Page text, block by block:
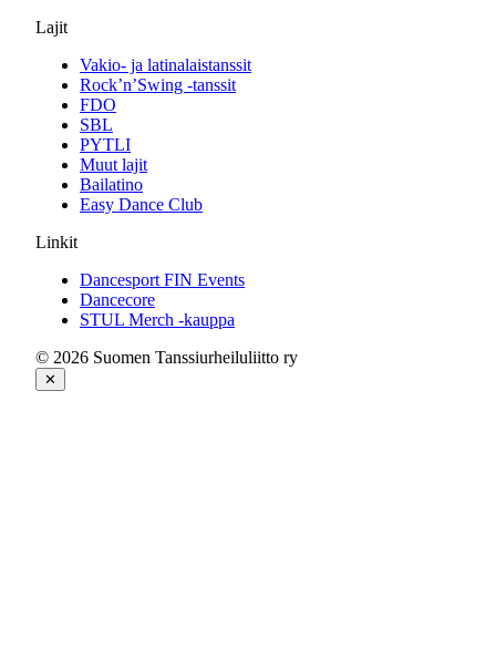
Lajit
Vakio- ja latinalaistanssit
Rock’n’Swing -tanssit
FDO
SBL
PYTLI
Muut lajit
Bailatino
Easy Dance Club
Linkit
Dancesport FIN Events
Dancecore
STUL Merch -kauppa
© 2026 Suomen Tanssiurheiluliitto ry
✕